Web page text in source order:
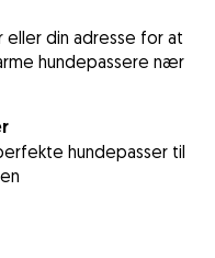
din adresse for at
hundepassere nær
hundepasser til